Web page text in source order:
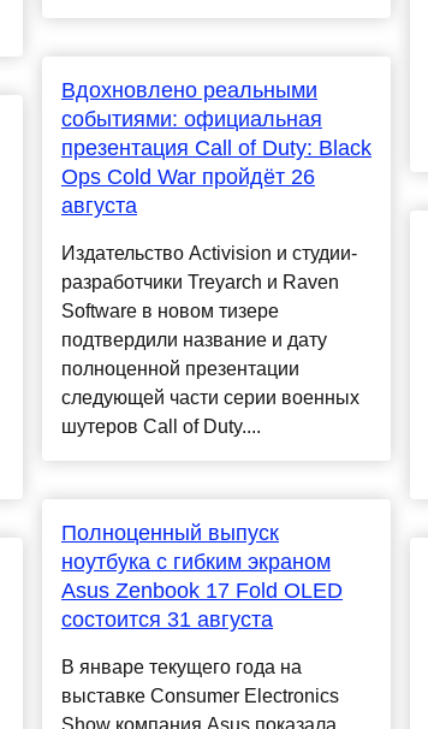
Вдохновлено реальными
событиями: официальная
презентация Call of Duty: Black
Ops Cold War пройдёт 26
августа
Издательство Activision и студии-
разработчики Treyarch и Raven
Software в новом тизере
подтвердили название и дату
полноценной презентации
следующей части серии военных
шутеров Call of Duty....
Полноценный выпуск
ноутбука с гибким экраном
Asus Zenbook 17 Fold OLED
состоится 31 августа
В январе текущего года на
выставке Consumer Electronics